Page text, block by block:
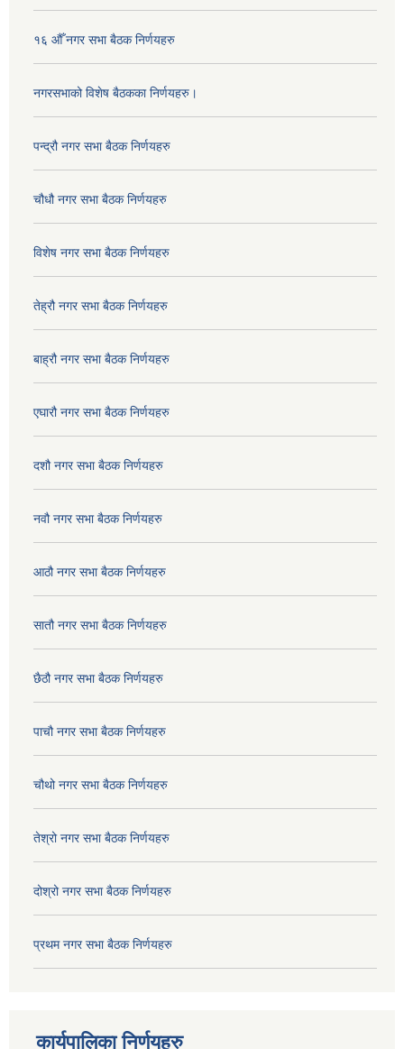
१६ औँ नगर सभा बैठक निर्णयहरु
नगरसभाको विशेष बैठकका निर्णयहरु।
पन्द्रौ नगर सभा बैठक निर्णयहरु
चौधौ नगर सभा बैठक निर्णयहरु
विशेष नगर सभा बैठक निर्णयहरु
तेह्रौ नगर सभा बैठक निर्णयहरु
बाह्रौ नगर सभा बैठक निर्णयहरु
एघारौ नगर सभा बैठक निर्णयहरु
दशौ नगर सभा बैठक निर्णयहरु
नवौ नगर सभा बैठक निर्णयहरु
आठौ नगर सभा बैठक निर्णयहरु
सातौ नगर सभा बैठक निर्णयहरु
छैठौ नगर सभा बैठक निर्णयहरु
पाचौ नगर सभा बैठक निर्णयहरु
चौथो नगर सभा बैठक निर्णयहरु
तेश्रो नगर सभा बैठक निर्णयहरु
दोश्रो नगर सभा बैठक निर्णयहरु
प्रथम नगर सभा बैठक निर्णयहरु
कार्यपालिका निर्णयहरु